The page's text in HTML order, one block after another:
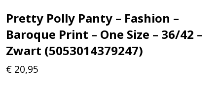
Pretty Polly Panty – Fashion –
Baroque Print – One Size – 36/42 –
Zwart (5053014379247)
€ 20,95